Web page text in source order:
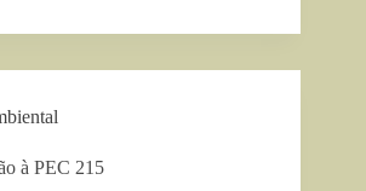
à PEC 215